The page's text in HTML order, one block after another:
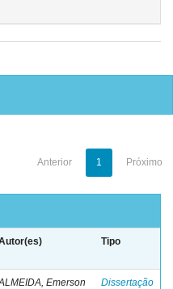
Anterior 1 Próximo
Tipo
Emerson
Dissertação